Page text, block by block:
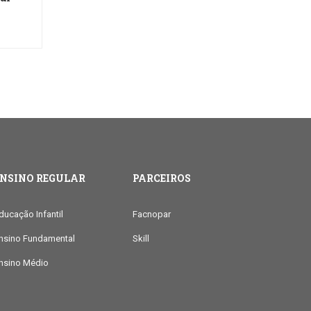
REGULAR
Infantil
Fundamental
Médio
PARCEIROS
Facnopar
Skill